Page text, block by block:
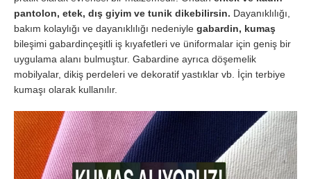
pantolon, etek, dış giyim ve tunik dikebilirsin. Dayanıklılığı,
bakım kolaylığı ve dayanıklılığı nedeniyle gabardin, kumaş
bileşimi gabardinçeşitli iş kıyafetleri ve üniformalar için geniş bir
uygulama alanı bulmuştur. Gabardine ayrıca döşemelik
mobilyalar, dikiş perdeleri ve dekoratif yastıklar vb. İçin terbiye
kumaşı olarak kullanılır.